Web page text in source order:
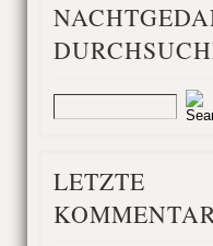
LETZTE